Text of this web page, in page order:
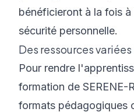
bénéficieront à la fois
sécurité personnelle.
Des ressources variées
Pour rendre
formation de SERENE-
formats pédagogiques